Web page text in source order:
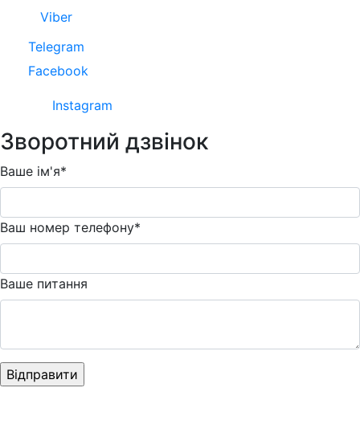
Viber
Telegram
Facebook
Instagram
Зворотний дзвінок
Ваше ім'я*
Ваш номер телефону*
Ваше питання